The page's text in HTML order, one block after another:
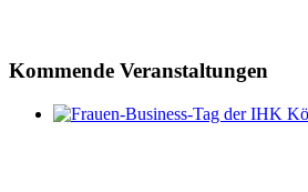
Kommende Veranstaltungen